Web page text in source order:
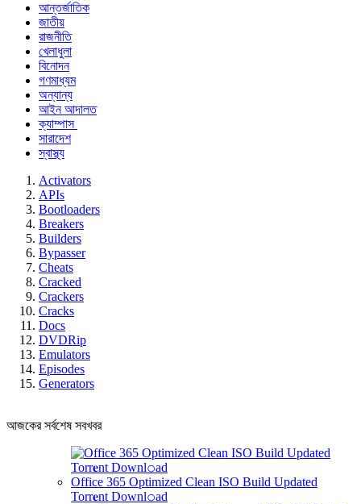
আন্তর্জাতিক
জাতীয়
রাজনীতি
খেলাধুলা
বিনোদন
গণমাধ্যম
অন্যান্য
আইন আদালত
ক্যাম্পাস
সারাদেশ
স্বাস্থ্য
Activators
APIs
Bootloaders
Breakers
Builders
Bypasser
Cheats
Cracked
Crackers
Cracks
Docs
DVDRip
Emulators
Episodes
Generators
আজকের সর্বশেষ সবখবর
Office 365 Optimized Clean ISO Build Updated
Torr𝐞nt Downl𝚘аd